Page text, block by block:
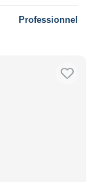
Professionnel